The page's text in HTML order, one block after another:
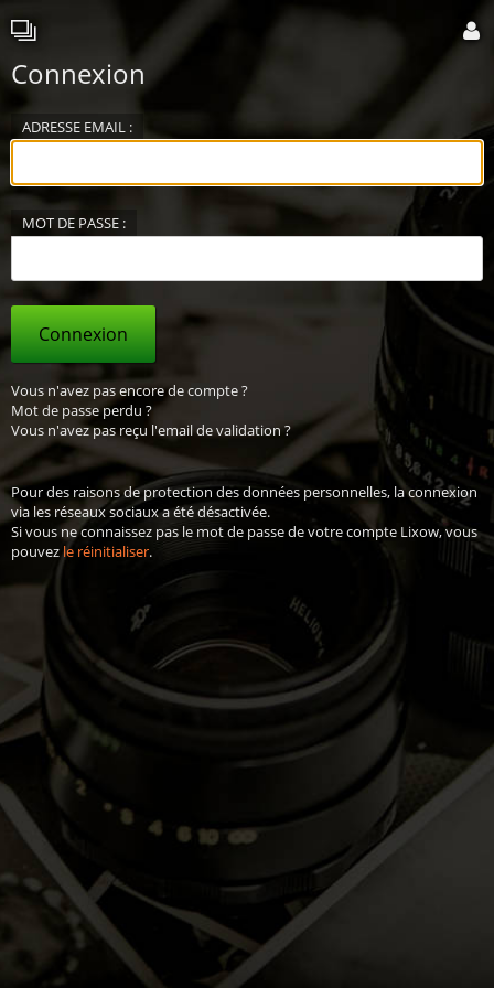
Connexion
ADRESSE EMAIL :
MOT DE PASSE :
Connexion
Vous n'avez pas encore de compte ?
Mot de passe perdu ?
Vous n'avez pas reçu l'email de validation ?
Pour des raisons de protection des données personnelles, la connexion
via les réseaux sociaux a été désactivée.
Si vous ne connaissez pas le mot de passe de votre compte Lixow, vous
pouvezle réinitialiser.